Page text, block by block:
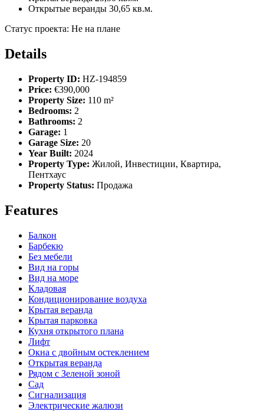
Открытые веранды 30,65 кв.м.
Статус проекта: Не на плане
Details
Property ID: HZ-194859
Price: €390,000
Property Size: 110 m²
Bedrooms: 2
Bathrooms: 2
Garage: 1
Garage Size: 20
Year Built: 2024
Property Type: Жилой, Инвестиции, Квартира,
Пентхаус
Property Status: Продажа
Features
Балкон
Барбекю
Без мебели
Вид на горы
Вид на море
Кладовая
Кондиционирование воздуха
Крытая веранда
Крытая парковка
Кухня открытого плана
Лифт
Окна с двойным остеклением
Открытая веранда
Рядом с Зеленой зоной
Сад
Сигнализация
Электрические жалюзи